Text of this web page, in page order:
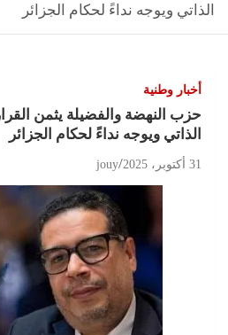
الذاتي ويوجه نداءً لحكام الجزائر
أخبار وطنية
حزب النهضة والفضيلة يثمن
الذاتي ويوجه نداءً لحكام الجزائر
31 أكتوبر، 2025 jouy